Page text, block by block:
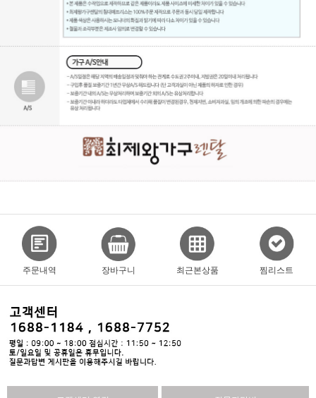
주문내역 장바구니 최근본상품 찜리스트